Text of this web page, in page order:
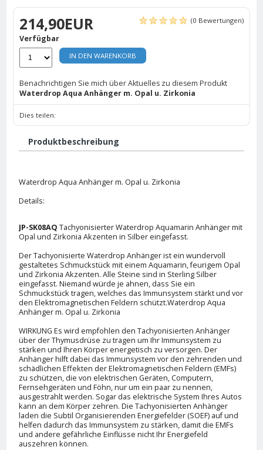
214,90EUR (0 Bewertungen)
Verfügbar
IN DEN WARENKORB
Benachrichtigen Sie mich über Aktuelles zu diesem Produkt
Waterdrop Aqua Anhänger m. Opal u. Zirkonia
Dies teilen:
Produktbeschreibung
Waterdrop Aqua Anhänger m. Opal u. Zirkonia
Details:
JP-SK08AQ Tachyonisierter Waterdrop Aquamarin Anhänger mit
Opal und Zirkonia Akzenten in Silber eingefasst.
Der Tachyonisierte Waterdrop Anhänger ist ein wundervoll
gestaltetes Schmuckstück mit einem Aquamarin, feurigem Opal
und Zirkonia Akzenten. Alle Steine sind in Sterling Silber
eingefasst. Niemand würde je ahnen, dass Sie ein
Schmuckstück tragen, welches das Immunsystem stärkt und vor
den Elektromagnetischen Feldern schützt.Waterdrop Aqua
Anhänger m. Opal u. Zirkonia
WIRKUNG Es wird empfohlen den Tachyonisierten Anhänger
über der Thymusdrüse zu tragen um Ihr Immunsystem zu
stärken und Ihren Körper energetisch zu versorgen. Der
Anhänger hilft dabei das Immunsystem vor den zehrenden und
schädlichen Effekten der Elektromagnetischen Feldern (EMFs)
zu schützen, die von elektrischen Geräten, Computern,
Fernsehgeräten und Föhn, nur um ein paar zu nennen,
ausgestrahlt werden. Sogar das elektrische System Ihres Autos
kann an dem Körper zehren. Die Tachyonisierten Anhänger
laden die Subtil Organisierenden Energiefelder (SOEF) auf und
helfen dadurch das Immunsystem zu stärken, damit die EMFs
und andere gefährliche Einflüsse nicht Ihr Energiefeld
auszehren können.